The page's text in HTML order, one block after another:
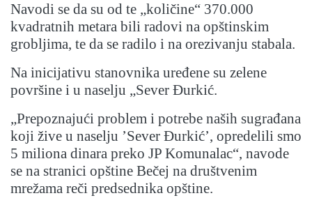
Navodi se da su od te „količine“ 370.000
kvadratnih metara bili radovi na opštinskim
grobljima, te da se radilo i na orezivanju stabala.
Na inicijativu stanovnika uređene su zelene
površine i u naselju „Sever Đurkić.
„Prepoznajući problem i potrebe naših sugrađana
koji žive u naselju ’Sever Đurkić’, opredelili smo
5 miliona dinara preko JP Komunalac“, navode
se na stranici opštine Bečej na društvenim
mrežama reči predsednika opštine.